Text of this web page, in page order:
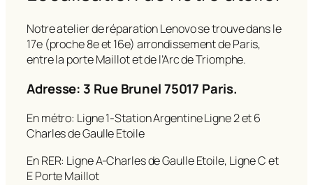
Notre atelier de réparation Lenovo se trouve dans le
17e (proche 8e et 16e) arrondissement de Paris,
entre la porte Maillot et de l’Arc de Triomphe.
Adresse: 3 Rue Brunel 75017 Paris.
En métro: Ligne 1-Station Argentine Ligne 2 et 6
Charles de Gaulle Etoile
En RER: Ligne A-Charles de Gaulle Etoile, Ligne C et
E Porte Maillot